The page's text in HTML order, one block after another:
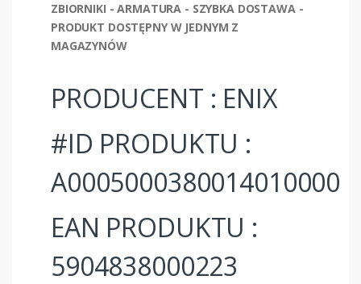
ZBIORNIKI - ARMATURA - SZYBKA DOSTAWA -
PRODUKT DOSTĘPNY W JEDNYM Z
MAGAZYNÓW
PRODUCENT : ENIX
#ID PRODUKTU :
A0005000380014010000
EAN PRODUKTU :
5904838000223